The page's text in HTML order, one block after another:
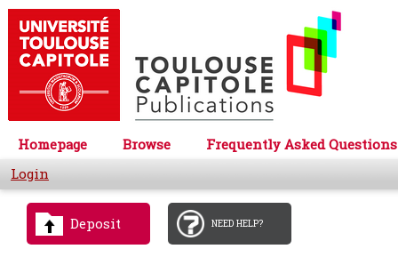
Homepage Browse
Frequently Asked Questions
Login
Deposit NEED HELP?